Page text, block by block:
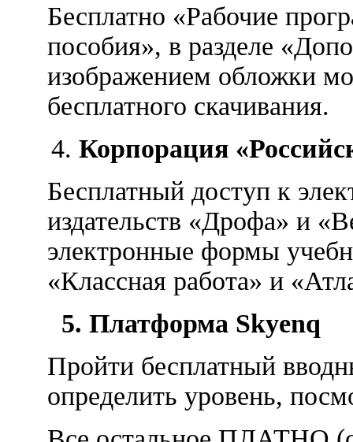
Бесплатно «Рабочие
пособия», в разделе
изображением обложки
бесплатного скачивания.
Корпорация
Бесплатный доступ к
издательств «Дрофа» и
электронные формы
«Классная работа» и
5. Платформа Skyenq
Пройти бесплатный
определить уровень,